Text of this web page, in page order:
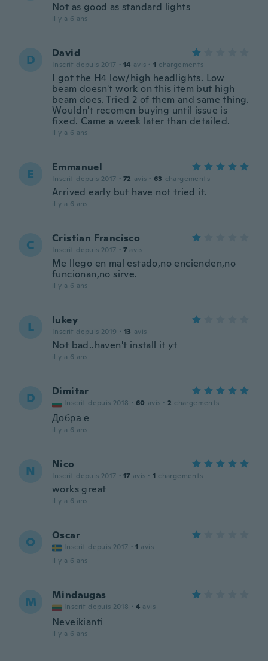
Not as good as standard lights
il y a 6 ans
D David
Inscrit depuis 2017 · 14 avis · 1 chargements
I got the H4 low/high headlights. Low
beam doesn't work on this item but high
beam does. Tried 2 of them and same thing.
Wouldn't recomen buying until issue is
fixed. Came a week later than detailed.
il y a 6 ans
E Emmanuel
Inscrit depuis 2017 · 72 avis · 63 chargements
Arrived early but have not tried it.
il y a 6 ans
C Cristian Francisco
Inscrit depuis 2017 · 7 avis
Me llego en mal estado,no encienden,no
funcionan,no sirve.
il y a 6 ans
L lukey
Inscrit depuis 2019 · 13 avis
Not bad..haven't install it yt
il y a 6 ans
D Dimitar
Inscrit depuis 2018 · 60 avis · 2 chargements
Добра е
il y a 6 ans
N Nico
Inscrit depuis 2017 · 17 avis · 1 chargements
works great
il y a 6 ans
O Oscar
Inscrit depuis 2017 · 1 avis
il y a 6 ans
M Mindaugas
Inscrit depuis 2018 · 4 avis
Neveikianti
il y a 6 ans